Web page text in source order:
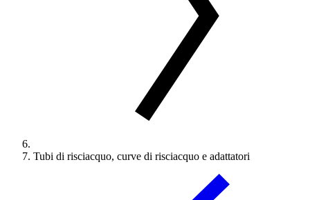
Tubi di risciacquo, curve di risciacquo e adattatori